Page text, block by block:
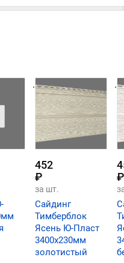
.
452
₽
за шт.
Сайдинг
Тимберблок
Ясень Ю-Пласт
3400х230мм
золотистый
.
₽